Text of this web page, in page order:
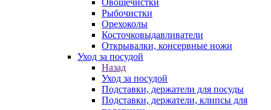
Рыбочистки
Орехоколы
Косточковыдавливатели
Открывалки, консервные ножи
Уход за посудой
Назад
Уход за посудой
Подставки, держатели для посуды
Подставки, держатели, клипсы для